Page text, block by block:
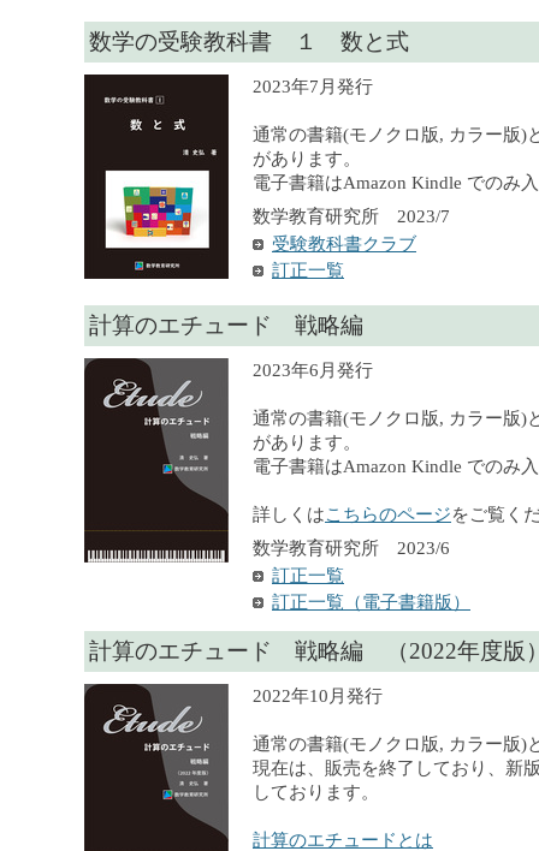
数学の受験教科書 １ 数と式
2023年7月発行
通常の書籍(モノクロ版, カラー版)
があります。
電子書籍はAmazon Kindle でのみ
数学教育研究所 2023/7
受験教科書クラブ
訂正一覧
計算のエチュード 戦略編
2023年6月発行
通常の書籍(モノクロ版, カラー版)
があります。
電子書籍はAmazon Kindle でのみ
詳しくはこちらのページをご覧く
数学教育研究所 2023/6
訂正一覧
訂正一覧（電子書籍版）
計算のエチュード 戦略編 （2022年度版
2022年10月発行
通常の書籍(モノクロ版, カラー版)
現在は、販売を終了しており、新
しております。
計算のエチュードとは